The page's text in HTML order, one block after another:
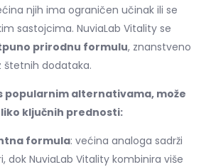
njih ima ograničen učinak ili se
sastojcima. NuviaLab Vitality se
prirodnu formulu, znanstveno
štetnih dodataka.
popularnim alternativama, može
ključnih prednosti:
formula: većina analoga sadrži
dok NuviaLab Vitality kombinira više